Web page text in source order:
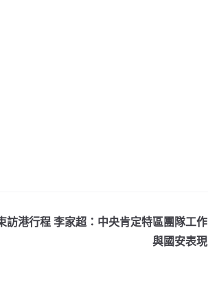
訪港行程 李家超：中央肯定特區團隊工作
與國安表現